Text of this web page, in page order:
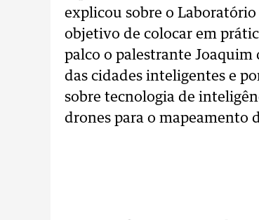
explicou sobre o
objetivo de colocar em
palco o palestrante Joaquim
das cidades inteligentes e
sobre tecnologia de
drones para o mapeamento